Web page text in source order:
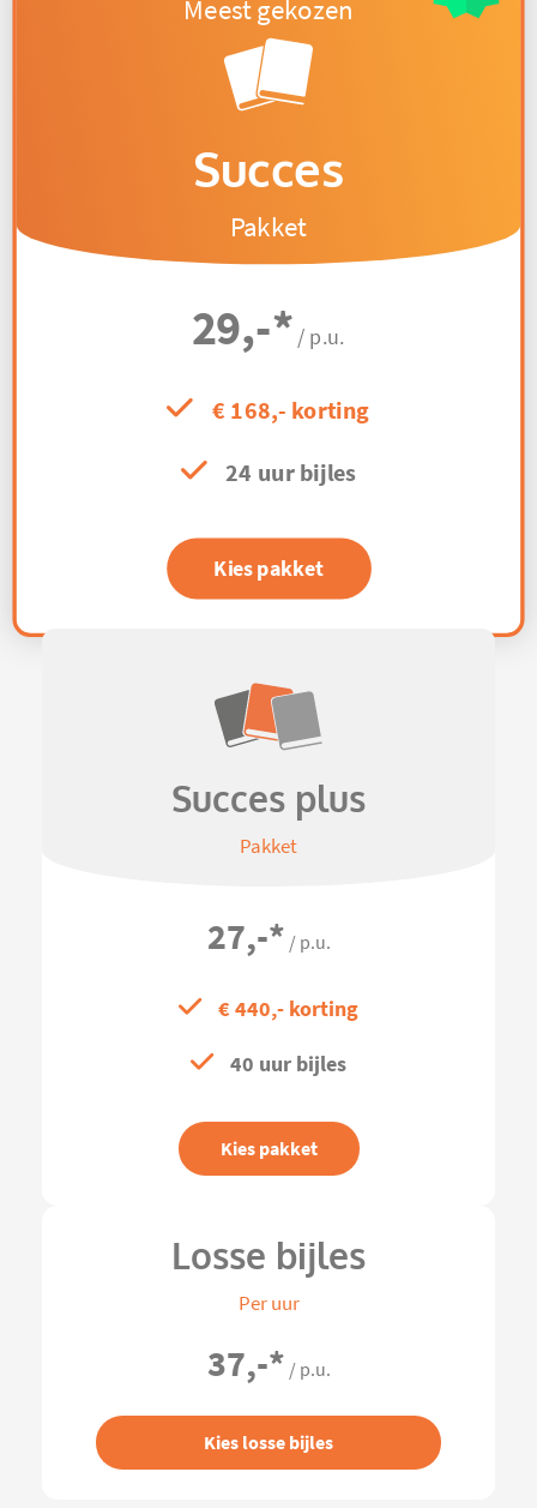
Succes
Pakket
29,-* / p.u.
€ 168,- korting
24 uur bijles
Kies pakket
Succes plus
Pakket
27,-* / p.u.
€ 440,- korting
40 uur bijles
Kies pakket
Losse bijles
Per uur
37,-* / p.u.
Kies losse bijles